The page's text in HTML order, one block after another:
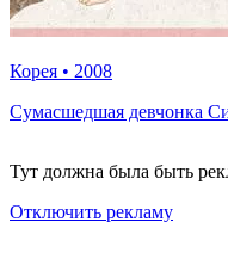
Корея • 2008
Сумасшедшая девчонка
Тут должна была быть
Отключить рекламу